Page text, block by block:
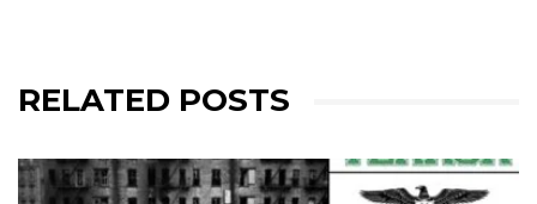
RELATED POSTS